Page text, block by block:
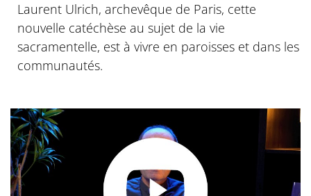
Laurent Ulrich, archevêque de Paris, cette
nouvelle catéchèse au sujet de la vie
sacramentelle, est à vivre en paroisses et dans les
communautés.